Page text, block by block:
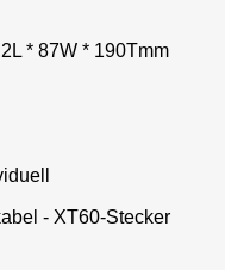
* 87W * 190Tmm
- XT60-Stecker